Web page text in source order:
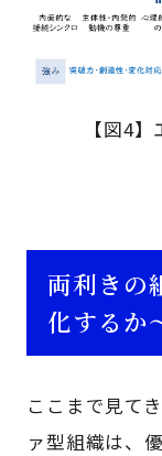
【図4
両利きの
化するか
ここまで見て
ァ型組織は、